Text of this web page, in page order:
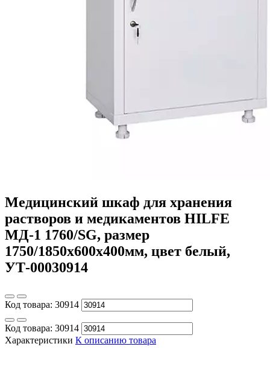
Медицинский шкаф для хранения
растворов и медикаментов HILFE
МД-1 1760/SG, размер
1750/1850x600x400мм, цвет белый,
УТ-00030914
Код товара: 30914
Код товара: 30914
Характеристики К описанию товара